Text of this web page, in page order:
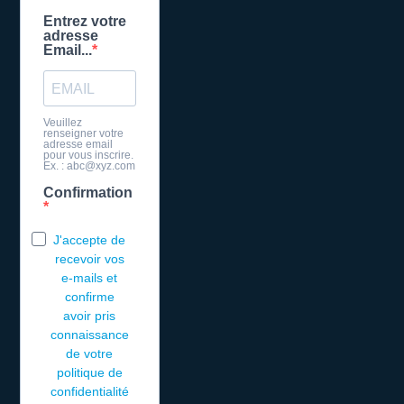
Entrez votre
adresse
Email...
Veuillez
renseigner votre
adresse email
pour vous inscrire.
Ex. : abc@xyz.com
Confirmation
J'accepte de
recevoir vos
e-mails et
confirme
avoir pris
connaissance
de votre
politique de
confidentialité